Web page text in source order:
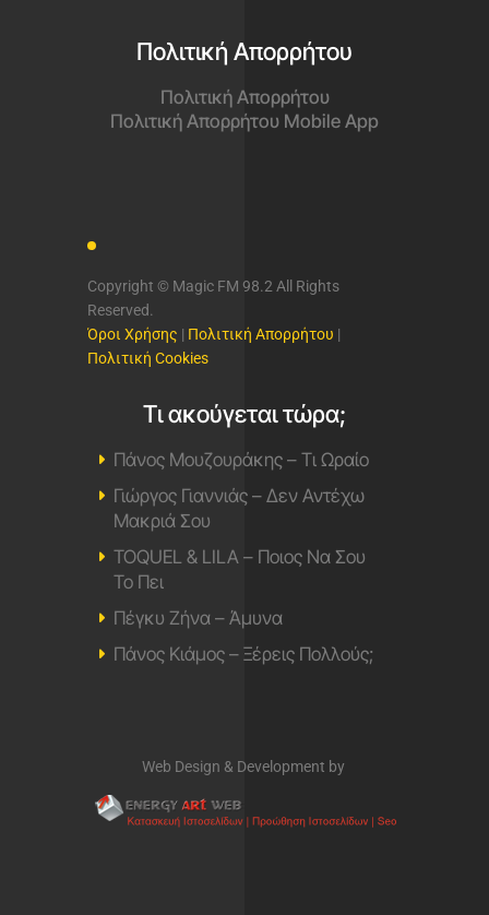
Πολιτική Απορρήτου
Πολιτική Απορρήτου
Πολιτική Απορρήτου Mobile App
Copyright © Magic FM 98.2 All Rights
Reserved.
Όροι Χρήσης | Πολιτική Απορρήτου |
Πολιτική Cookies
Τι ακούγεται τώρα;
Πάνος Μουζουράκης – Τι Ωραίο
Γιώργος Γιαννιάς – Δεν Αντέχω
Μακριά Σου
TOQUEL & LILA – Ποιος Να Σου
Το Πει
Πέγκυ Ζήνα – Άμυνα
Πάνος Κιάμος – Ξέρεις Πολλούς;
Web Design & Development by